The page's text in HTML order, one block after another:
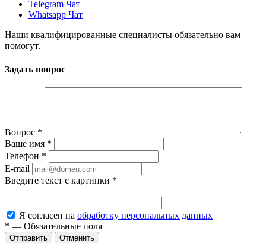
Telegram Чат
Whatsapp Чат
Наши квалифицированные специалисты обязательно вам
помогут.
Задать вопрос
Вопрос *
Ваше имя *
Телефон *
E-mail
Введите текст с картинки *
Я согласен на обработку персональных данных
* — Обязательные поля
Отменить